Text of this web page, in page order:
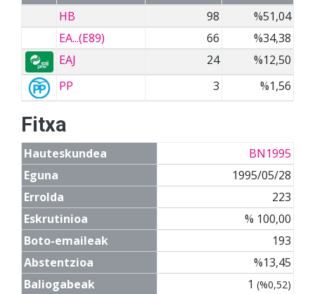
HB
98
%51,04
EA...(E89)
66
%34,38
EAJ
24
%12,50
PP
3 %1,56
Fitxa
Hauteskundea
BN1995
Eguna
1995/05/28
Errolda
223
Eskrutinioa
% 100,00
Boto-emaileak
193
Abstentzioa
%13,45
Baliogabeak
1 (%0,52)